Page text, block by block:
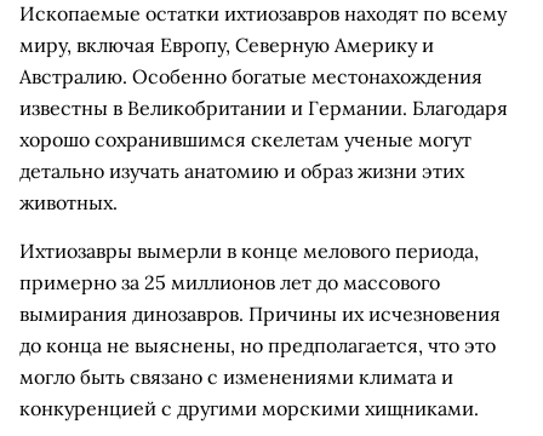
Ископаемые остатки ихтиозавров находят по всему
миру, включая Европу, Северную Америку и
Австралию. Особенно богатые местонахождения
известны в Великобритании и Германии. Благодаря
хорошо сохранившимся скелетам ученые могут
детально изучать анатомию и образ жизни этих
животных.
Ихтиозавры вымерли в конце мелового периода,
примерно за 25 миллионов лет до массового
вымирания динозавров. Причины их исчезновения
до конца не выяснены, но предполагается, что это
могло быть связано с изменениями климата и
конкуренцией с другими морскими хищниками.